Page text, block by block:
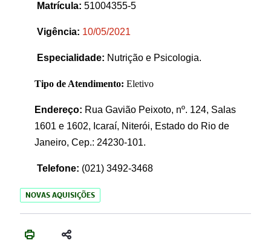
Matrícula: 51004355-5
Vigência: 10/05/2021
Especialidade: Nutrição e Psicologia.
Tipo de Atendimento: Eletivo
Endereço: Rua Gavião Peixoto, nº. 124, Salas
1601 e 1602, Icaraí, Niterói, Estado do Rio de
Janeiro, Cep.: 24230-101.
Telefone: (021) 3492-3468
NOVAS AQUISIÇÕES